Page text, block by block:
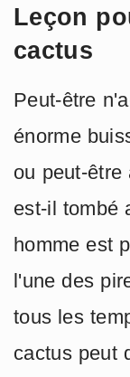
Leçon
cactus
Peut-être
énorme
ou peut-
est-il tombé
homme est
l'une des
tous les
cactus peut